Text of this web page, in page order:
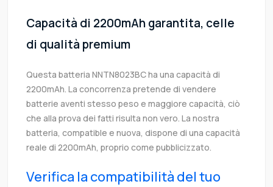
Capacità di 2200mAh garantita, celle
di qualità premium
Questa batteria NNTN8023BC ha una capacità di
2200mAh. La concorrenza pretende di vendere
batterie aventi stesso peso e maggiore capacità, ciò
che alla prova dei fatti risulta non vero. La nostra
batteria, compatible e nuova, dispone di una capacità
reale di 2200mAh, proprio come pubblicizzato.
Verifica la compatibilità del tuo